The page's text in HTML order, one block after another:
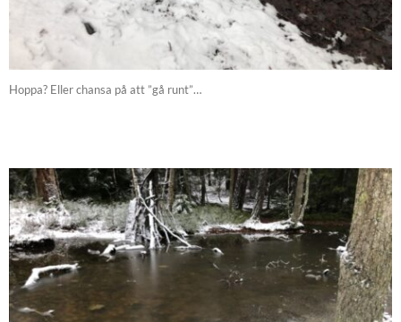
Hoppa? Eller chansa på att ”gå runt”…